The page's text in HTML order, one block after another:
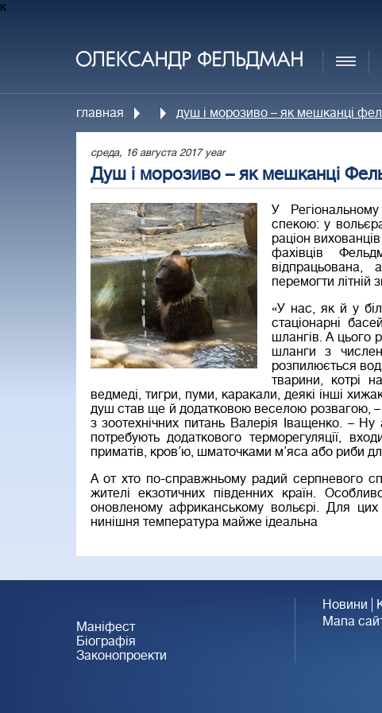
к
главная душ і морозиво – як мешканці
среда, 16 августа 2017 year
Душ і морозиво – як мешканці
У
спекою: у
раціон
фахівців
перемогти літній
«У нас, як й у
стаціонарні
шлангів. А цього
шланги з
розпилюється
тварини, котрі
ведмеді, тигри, пуми, каракали, деякі інші
душ став ще й додатковою веселою розвагою,
з зоотехнічних питань Валерія Іващенко. – Ну
потребують додаткового терморегуляції,
приматів, кров’ю, шматочками м’яса або риби
А от хто по-справжньому радий серпневого
жителі екзотичних південних країн.
оновленому африканському вольєрі. Для цих
нинішня температура майже ідеальна
Маніфест
Біографія
Законопроекти
Новини
Мапа